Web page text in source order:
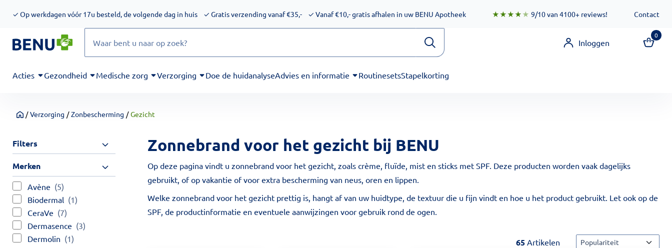
✓ Op werkdagen vóór 17u besteld, de volgende dag in huis ✓ Gratis verzending vanaf €35,- ✓ Vanaf €10,- gratis afhalen in uw BENU Apotheek ★★★★ ★ 9/10 van 4100+ reviews! Contact
Inloggen
0
Acties Gezondheid Medische zorg Verzorging Doe de huidanalyseAdvies en informatie RoutinesetsStapelkorting
Home
/ Verzorging / Zonbescherming / Gezicht
Filters
Merken
Avène (5)
Biodermal (1)
CeraVe (7)
Dermasence (3)
Dermolin (1)
Zonnebrand voor het gezicht bij BENU
Op deze pagina vindt u zonnebrand voor het gezicht, zoals crème, fluïde, mist en sticks met SPF. Deze producten worden vaak dagelijks
gebruikt, of op vakantie of voor extra bescherming van neus, oren en lippen.
Welke zonnebrand voor het gezicht prettig is, hangt af van uw huidtype, de textuur die u fijn vindt en hoe u het product gebruikt. Let ook op de
SPF, de productinformatie en eventuele aanwijzingen voor gebruik rond de ogen.
65Artikelen Sorteermethode